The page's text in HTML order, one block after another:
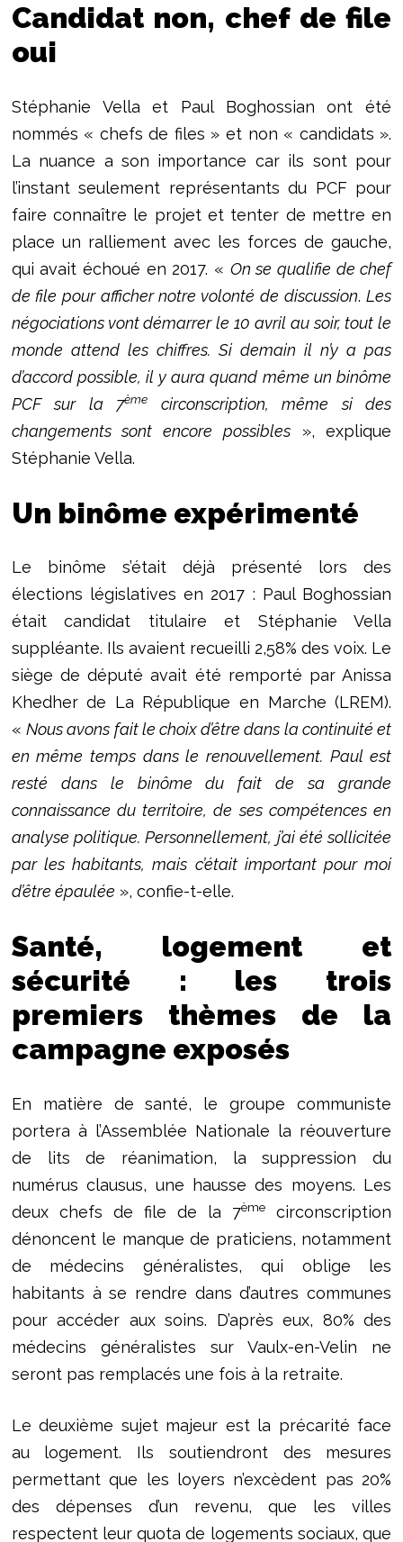
Candidat non, chef de file
oui
Stéphanie Vella et Paul Boghossian ont été
nommés « chefs de files » et non « candidats ».
La nuance a son importance car ils sont pour
l’instant seulement représentants du PCF pour
faire connaître le projet et tenter de mettre en
place un ralliement avec les forces de gauche,
qui avait échoué en 2017. « On se qualifie de chef
de file pour afficher notre volonté de discussion.Les
négociations vont démarrer le 10 avril au soir, tout le
monde attend les chiffres. Si demain il n’y a pas
d’accord possible, il y aura quand même un binôme
PCF sur la 7ème
circonscription, même si des
changements sont encore possibles», explique
Stéphanie Vella.
Un binôme expérimenté
Le binôme s’était déjà présenté lors des
élections législatives en 2017 : Paul Boghossian
était candidat titulaire et Stéphanie Vella
suppléante. Ils avaient recueilli 2,58% des voix. Le
siège de député avait été remporté par Anissa
Khedher de La République en Marche (LREM).
«Nous avons fait le choix d’être dans la continuité et
en même temps dans le renouvellement. Paul est
resté dans le binôme du fait de sa grande
connaissance du territoire, de ses compétences en
analyse politique. Personnellement, j’ai été sollicitée
par les habitants, mais c’était important pour moi
d’être épaulée », confie-t-elle.
Santé, logement et
sécurité : les trois
premiers thèmes de la
campagne exposés
En matière de santé, le groupe communiste
portera à l’Assemblée Nationale la réouverture
de lits de réanimation, la suppression du
numérus clausus, une hausse des moyens. Les
deux chefs de file de la 7ème
circonscription
dénoncent le manque de praticiens, notamment
de médecins généralistes, qui oblige les
habitants à se rendre dans d’autres communes
pour accéder aux soins. D’après eux, 80% des
médecins généralistes sur Vaulx-en-Velin ne
seront pas remplacés une fois à la retraite.
Le deuxième sujet majeur est la précarité face
au logement. Ils soutiendront des mesures
permettant que les loyers n’excèdent pas 20%
des dépenses d’un revenu, que les villes
respectent leur quota de logements sociaux, que